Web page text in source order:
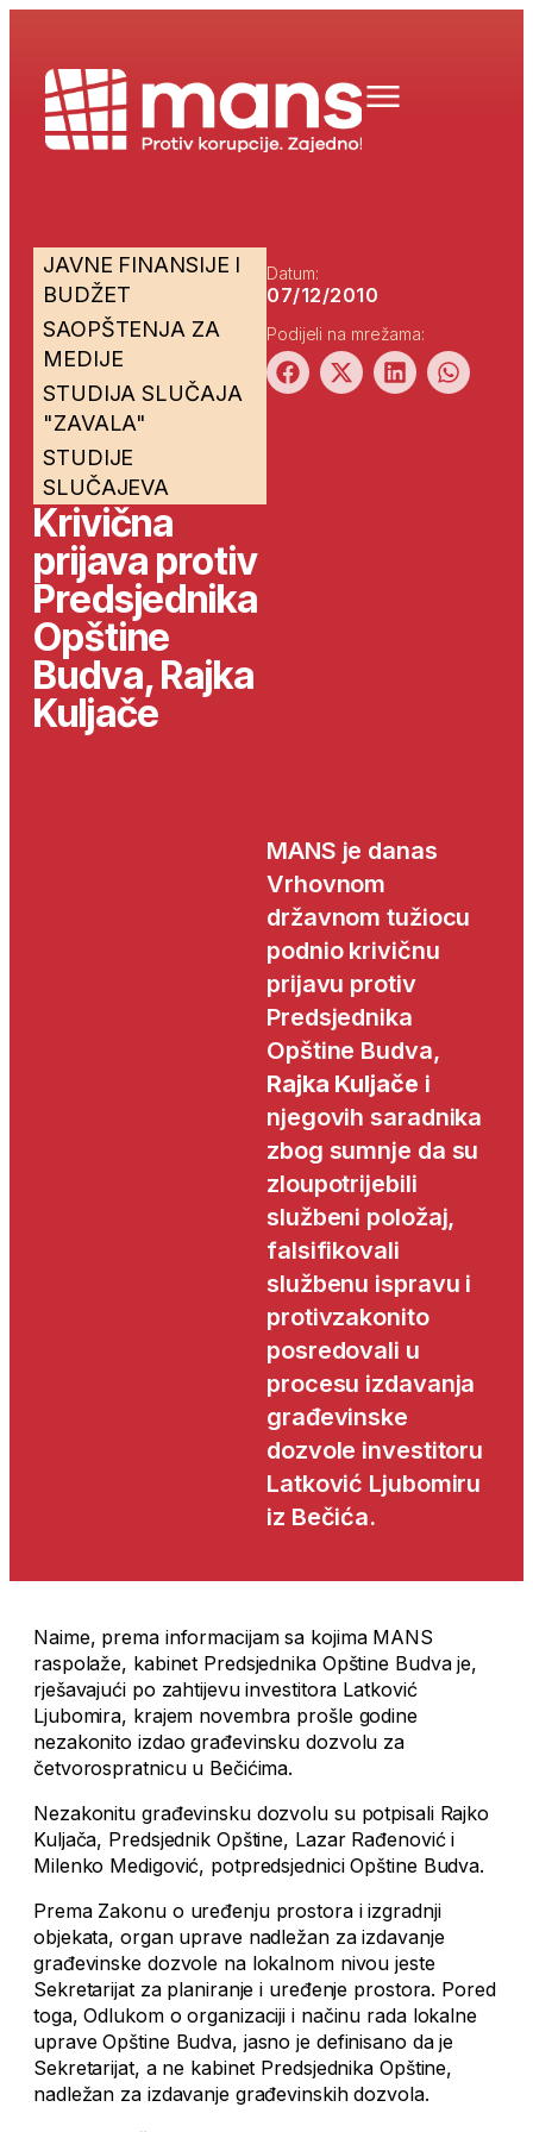
JAVNE FINANSIJE I
BUDŽET
SAOPŠTENJA ZA
MEDIJE
STUDIJA SLUČAJA
"ZAVALA"
STUDIJE
SLUČAJEVA
Krivična
prijava protiv
Predsjednika
Opštine
Budva, Rajka
Kuljače
Datum:
07/12/2010
Podijeli na mrežama:
MANS je danas
Vrhovnom
državnom tužiocu
podnio krivičnu
prijavu protiv
Predsjednika
Opštine Budva,
Rajka Kuljače i
njegovih saradnika
zbog sumnje da su
zloupotrijebili
službeni položaj,
falsifikovali
službenu ispravu i
protivzakonito
posredovali u
procesu izdavanja
građevinske
dozvole investitoru
Latković Ljubomiru
iz Bečića.
Naime, prema informacijam sa kojima MANS
raspolaže, kabinet Predsjednika Opštine Budva je,
rješavajući po zahtijevu investitora Latković
Ljubomira, krajem novembra prošle godine
nezakonito izdao građevinsku dozvolu za
četvorospratnicu u Bečićima.
Nezakonitu građevinsku dozvolu su potpisali Rajko
Kuljača, Predsjednik Opštine, Lazar Rađenović i
Milenko Medigović, potpredsjednici Opštine Budva.
Prema Zakonu o uređenju prostora i izgradnji
objekata, organ uprave nadležan za izdavanje
građevinske dozvole na lokalnom nivou jeste
Sekretarijat za planiranje i uređenje prostora. Pored
toga, Odlukom o organizaciji i načinu rada lokalne
uprave Opštine Budva, jasno je definisano da je
Sekretarijat, a ne kabinet Predsjednika Opštine,
nadležan za izdavanje građevinskih dozvola.